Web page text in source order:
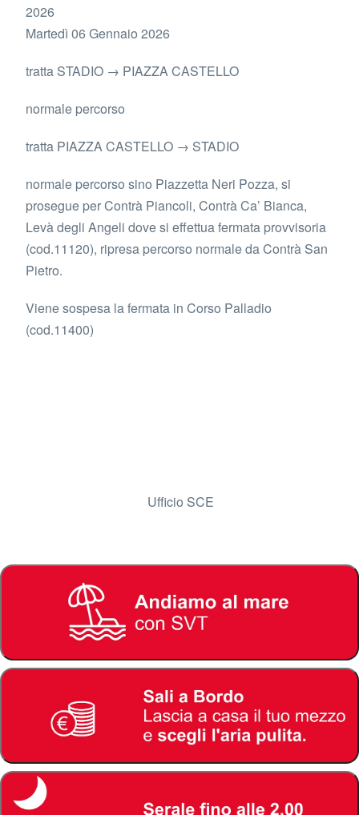
2026
Martedì 06 Gennaio 2026
tratta STADIO → PIAZZA CASTELLO
normale percorso
tratta PIAZZA CASTELLO → STADIO
normale percorso sino Piazzetta Neri Pozza, si
prosegue per Contrà Piancoli, Contrà Ca’ Bianca,
Levà degli Angeli dove si effettua fermata provvisoria
(cod.11120), ripresa percorso normale da Contrà San
Pietro.
Viene sospesa la fermata in Corso Palladio
(cod.11400)
Ufficio SCE